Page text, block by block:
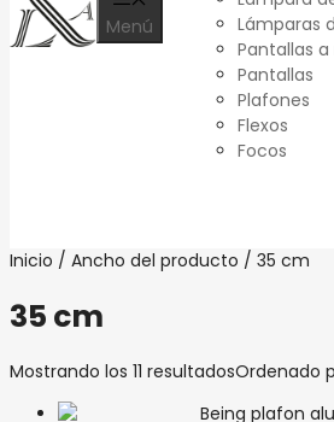
Menú
Lámparas
Pantallas
Pantallas
Plafones
Flexos
Focos
Inicio / Ancho del producto / 35 cm
35 cm
Mostrando los 11 resultadosOrdenado